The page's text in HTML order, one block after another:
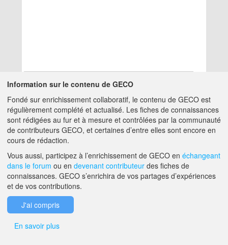
Aucun résultat
A PROPOS DE GECO AIDE
F.A.Q. NOUS CONTACTER
Information sur le contenu de GECO
Fondé sur enrichissement collaboratif, le contenu de GECO est
régulièrement complété et actualisé. Les fiches de connaissances
sont rédigées au fur et à mesure et contrôlées par la communauté
de contributeurs GECO, et certaines d’entre elles sont encore en
cours de rédaction.
Vous aussi, participez à l’enrichissement de GECO en échangeant
dans le forum ou en devenant contributeur des fiches de
connaissances. GECO s’enrichira de vos partages d’expériences
et de vos contributions.
J'ai compris
En savoir plus